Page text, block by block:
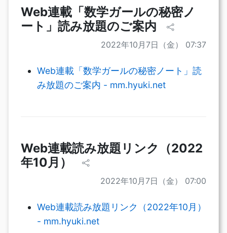
Web連載「数学ガールの秘密ノ
ート」読み放題のご案内
2022年10月7日（金） 07:37
Web連載「数学ガールの秘密ノート」読
み放題のご案内 - mm.hyuki.net
Web連載読み放題リンク（2022
年10月）
2022年10月7日（金） 07:00
Web連載読み放題リンク（2022年10月）
- mm.hyuki.net